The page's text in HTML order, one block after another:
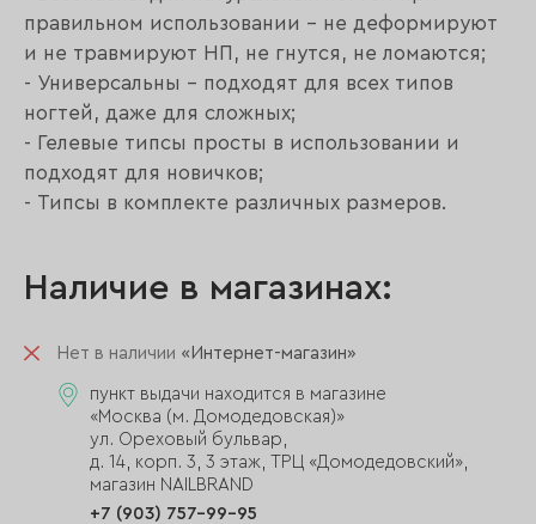
правильном использовании - не деформируют
и не травмируют НП, не гнутся, не ломаются;
- Универсальны - подходят для всех типов
ногтей, даже для сложных;
- Гелевые типсы просты в использовании и
подходят для новичков;
- Типсы в комплекте различных размеров.
Наличие в магазинах:
Нет в наличии «Интернет-магазин»
пункт выдачи находится в магазине
«Москва (м. Домодедовская)»
ул. Ореховый бульвар,
д. 14, корп. 3, 3 этаж, ТРЦ «Домодедовский»,
магазин NAILBRAND
+7 (903) 757-99-95